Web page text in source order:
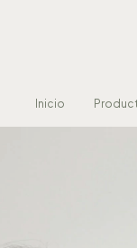
Inicio